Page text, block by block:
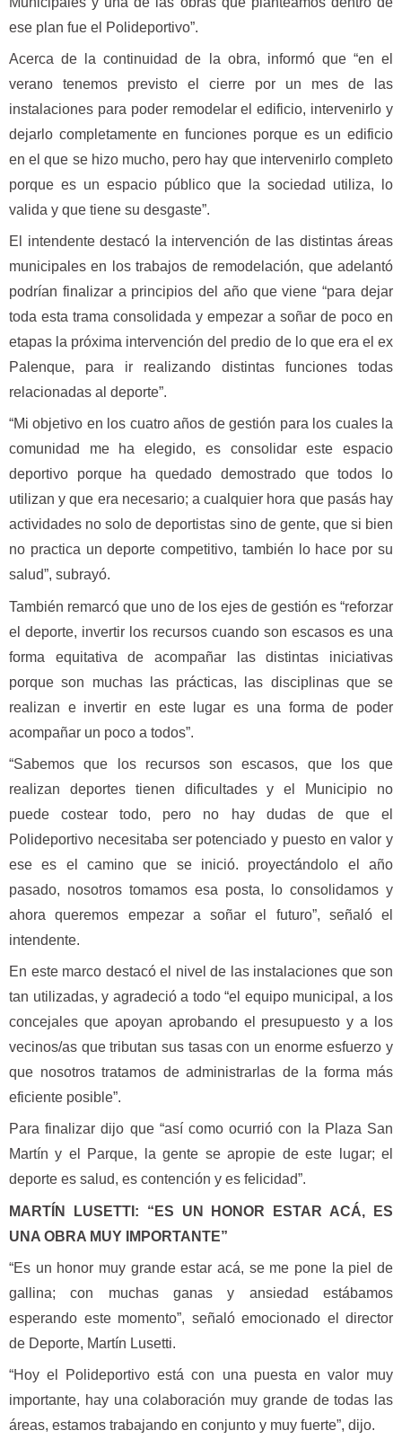
ese plan fue el Polideportivo”.
Acerca de la continuidad de la obra, informó que “en el
verano tenemos previsto el cierre por un mes de las
instalaciones para poder remodelar el edificio, intervenirlo y
dejarlo completamente en funciones porque es un edificio
en el que se hizo mucho, pero hay que intervenirlo completo
porque es un espacio público que la sociedad utiliza, lo
valida y que tiene su desgaste”.
El intendente destacó la intervención de las distintas áreas
municipales en los trabajos de remodelación, que adelantó
podrían finalizar a principios del año que viene “para dejar
toda esta trama consolidada y empezar a soñar de poco en
etapas la próxima intervención del predio de lo que era el ex
Palenque, para ir realizando distintas funciones todas
relacionadas al deporte”.
“Mi objetivo en los cuatro años de gestión para los cuales la
comunidad me ha elegido, es consolidar este espacio
deportivo porque ha quedado demostrado que todos lo
utilizan y que era necesario; a cualquier hora que pasás hay
actividades no solo de deportistas sino de gente, que si bien
no practica un deporte competitivo, también lo hace por su
salud”, subrayó.
También remarcó que uno de los ejes de gestión es “reforzar
el deporte, invertir los recursos cuando son escasos es una
forma equitativa de acompañar las distintas iniciativas
porque son muchas las prácticas, las disciplinas que se
realizan e invertir en este lugar es una forma de poder
acompañar un poco a todos”.
“Sabemos que los recursos son escasos, que los que
realizan deportes tienen dificultades y el Municipio no
puede costear todo, pero no hay dudas de que el
Polideportivo necesitaba ser potenciado y puesto en valor y
ese es el camino que se inició. proyectándolo el año
pasado, nosotros tomamos esa posta, lo consolidamos y
ahora queremos empezar a soñar el futuro”, señaló el
intendente.
En este marco destacó el nivel de las instalaciones que son
tan utilizadas, y agradeció a todo “el equipo municipal, a los
concejales que apoyan aprobando el presupuesto y a los
vecinos/as que tributan sus tasas con un enorme esfuerzo y
que nosotros tratamos de administrarlas de la forma más
eficiente posible”.
Para finalizar dijo que “así como ocurrió con la Plaza San
Martín y el Parque, la gente se apropie de este lugar; el
deporte es salud, es contención y es felicidad”.
MARTÍN LUSETTI: “ES UN HONOR ESTAR ACÁ, ES
UNA OBRA MUY IMPORTANTE”
“Es un honor muy grande estar acá, se me pone la piel de
gallina; con muchas ganas y ansiedad estábamos
esperando este momento”, señaló emocionado el director
de Deporte, Martín Lusetti.
“Hoy el Polideportivo está con una puesta en valor muy
importante, hay una colaboración muy grande de todas las
áreas, estamos trabajando en conjunto y muy fuerte”, dijo.